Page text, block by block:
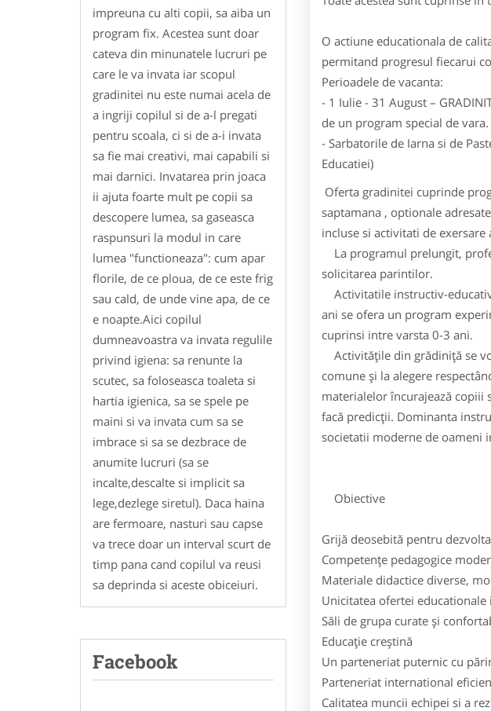
impreuna cu alti copii, sa aiba un
program fix. Acestea sunt doar
cateva din minunatele lucruri pe
care le va invata iar scopul
gradinitei nu este numai acela de
a ingriji copilul si de a-l pregati
pentru scoala, ci si de a-i invata
sa fie mai creativi, mai capabili si
mai darnici. Invatarea prin joaca
ii ajuta foarte mult pe copii sa
descopere lumea, sa gaseasca
raspunsuri la modul in care
lumea "functioneaza": cum apar
florile, de ce ploua, de ce este frig
sau cald, de unde vine apa, de ce
e noapte.Aici copilul
dumneavoastra va invata regulile
privind igiena: sa renunte la
scutec, sa foloseasca toaleta si
hartia igienica, sa se spele pe
maini si va invata cum sa se
imbrace si sa se dezbrace de
anumite lucruri (sa se
incalte,descalte si implicit sa
lege,dezlege siretul). Daca haina
are fermoare, nasturi sau capse
va trece doar un interval scurt de
timp pana cand copilul va reusi
sa deprinda si aceste obiceiuri.
Facebook
O actiune educationala de
permitand progresul fiecarui
Perioadele de vacanta:
- 1 Iulie - 31 August –
de un program special de vara.
- Sarbatorile de Iarna si de
Educatiei)
Oferta gradinitei cuprinde
saptamana , optionale
incluse si activitati de
La programul prelungit,
solicitarea parintilor.
Activitatile instructiv-
ani se ofera un program
cuprinsi intre varsta 0-3 ani.
Activităţile din grădiniţă se
comune şi la alegere
materialelor încurajează copiii
facă predicţii. Dominanta
societatii moderne de oameni
Obiective
Grijă deosebită pentru
Competenţe pedagogice
Materiale didactice diverse,
Unicitatea ofertei educationale
Săli de grupa curate şi
Educaţie creştină
Un parteneriat puternic cu
Parteneriat international
Calitatea muncii echipei si a